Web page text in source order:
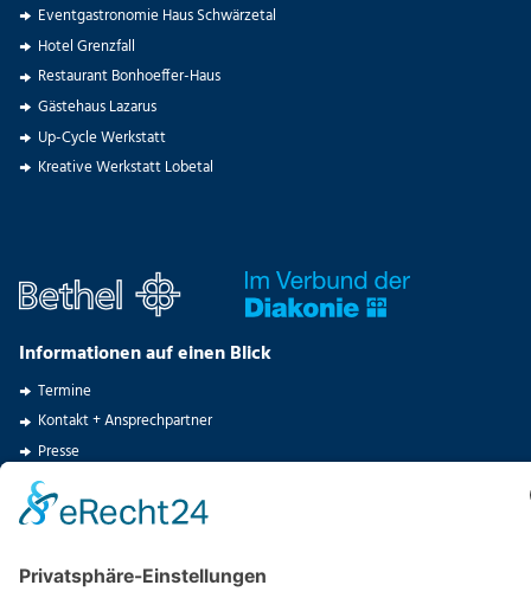
Eventgastronomie Haus Schwärzetal
Hotel Grenzfall
Restaurant Bonhoeffer-Haus
Gästehaus Lazarus
Up-Cycle Werkstatt
Kreative Werkstatt Lobetal
Informationen auf einen Blick
Termine
Kontakt + Ansprechpartner
Presse
Stellenangebote
Spenden